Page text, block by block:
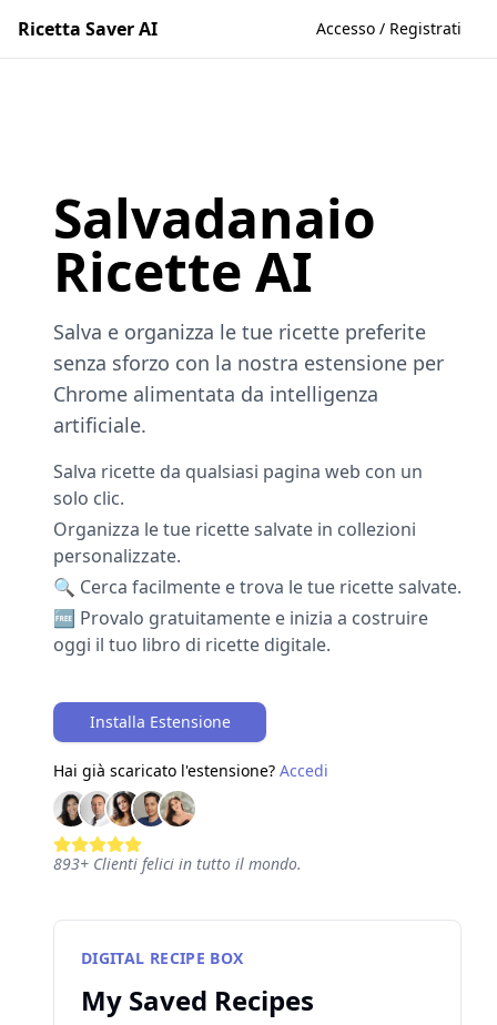
Ricetta Saver AI Accesso / Registrati
Salvadanaio
Ricette AI
Salva e organizza le tue ricette preferite
senza sforzo con la nostra estensione per
Chrome alimentata da intelligenza
artificiale.
Salva ricette da qualsiasi pagina web con un
solo clic.
Organizza le tue ricette salvate in collezioni
personalizzate.
🔍 Cerca facilmente e trova le tue ricette salvate.
🆓 Provalo gratuitamente e inizia a costruire
oggi il tuo libro di ricette digitale.
Installa Estensione
Hai già scaricato l'estensione? Accedi
893+ Clienti felici in tutto il mondo.
DIGITAL RECIPE BOX
My Saved Recipes